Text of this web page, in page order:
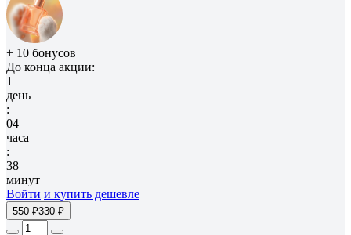
+ 10 бонусов
До конца акции:
1
день
:
04
часа
:
38
минут
Войти и купить дешевле
550 ₽330 ₽